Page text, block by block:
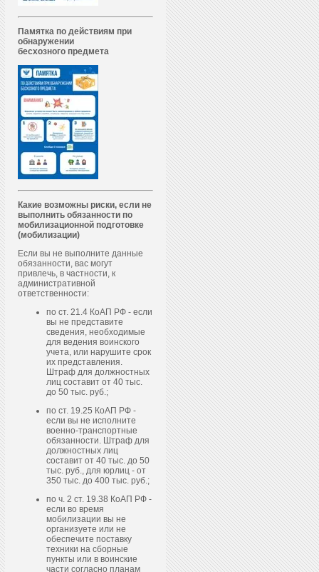
Памятка по действиям при
обнаружении
бесхозного предмета
Какие возможны риски, если не
выполнить обязанности по
мобилизационной подготовке
(мобилизации)
Если вы не выполните данные
обязанности, вас могут
привлечь, в частности, к
административной
ответственности:
по ст. 21.4 КоАП РФ - если
вы не представите
сведения, необходимые
для ведения воинского
учета, или нарушите срок
их представления.
Штраф для должностных
лиц составит от 40 тыс.
до 50 тыс. руб.;
по ст. 19.25 КоАП РФ -
если вы не исполните
военно-транспортные
обязанности. Штраф для
должностных лиц
составит от 40 тыс. до 50
тыс. руб., для юрлиц - от
350 тыс. до 400 тыс. руб.;
по ч. 2 ст. 19.38 КоАП РФ -
если во время
мобилизации вы не
организуете или не
обеспечите поставку
техники на сборные
пункты или в воинские
части согласно планам